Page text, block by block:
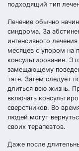
подходящий тип
Лечение обычно
синдрома. За
интенсивного
месяцев с упором на
консультирование.
замещающему
тяге. Затем следует
длиться всю жизнь.
включать
сверстников. Во
людей могут
своих терапевтов.
Даже после